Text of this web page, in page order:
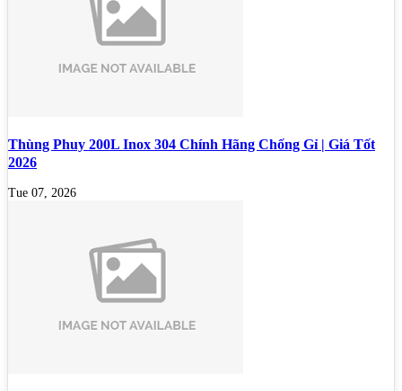
Thùng Phuy 200L Inox 304 Chính Hãng Chống Gỉ | Giá Tốt
2026
Tue 07, 2026